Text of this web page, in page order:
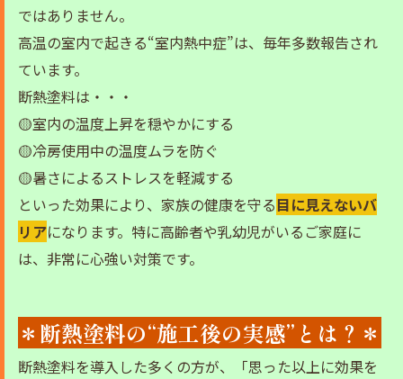
ではありません。
高温の室内で起きる“室内熱中症”は、毎年多数報告され
ています。
断熱塗料は・・・
🟡室内の温度上昇を穏やかにする
🟡冷房使用中の温度ムラを防ぐ
🟡暑さによるストレスを軽減する
といった効果により、家族の健康を守る目に見えないバ
リアになります。特に高齢者や乳幼児がいるご家庭に
は、非常に心強い対策です。
＊断熱塗料の“施工後の実感”とは？＊
断熱塗料を導入した多くの方が、「思った以上に効果を